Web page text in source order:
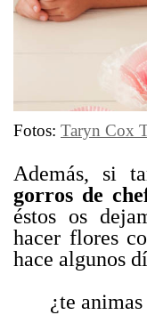
Fotos: Taryn Cox
Además, si
gorros de
éstos os
hacer flores
hace algunos
¿te